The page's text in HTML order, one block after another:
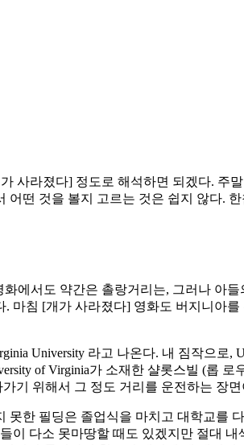
사라졌다] 정도로 해석하면 되겠다. 주
떤 것을 볼지 고르는 것은 쉽지 않다.
에서도 약간은 촐랑거리는, 그러나 아
마침 [개가 사라졌다] 영화도 버지니아
University 라고 나온다. 내 짐작으로,
of Virginia가 소재한 샬롯스빌 (롭 로
기 위해서 그 정도 거리를 운전하는 장
한 필딩은 졸업식을 마치고 대학교를
이 다소 못마땅할 때도 있겠지만 절대 내